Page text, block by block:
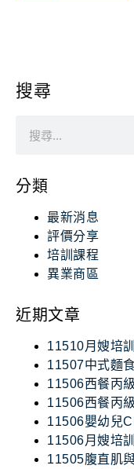
搜尋
分類
最新消息
評價分享
培訓課程
異業商區
近期文章
11510月嫂培
11507中式麵
11506西餐丙
11506西餐丙
11506嬰幼兒
11506月嫂培
11505腹直肌